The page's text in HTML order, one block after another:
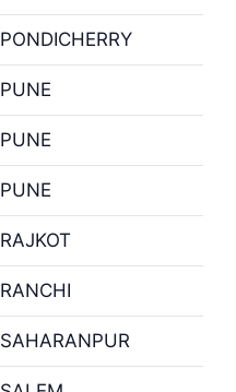
PONDICHERRY
PUNE
PUNE
PUNE
RAJKOT
RANCHI
SAHARANPUR